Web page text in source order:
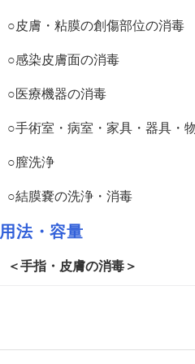
○皮膚・粘膜の創傷部位の消毒
○感染皮膚面の消毒
○医療機器の消毒
○手術室・病室・家具・器具・
○膣洗浄
○結膜嚢の洗浄・消毒
用法・容量
＜手指・皮膚の消毒＞